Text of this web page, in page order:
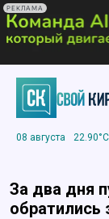
РЕКЛАМА
08 августа 22.90°C
За два дня